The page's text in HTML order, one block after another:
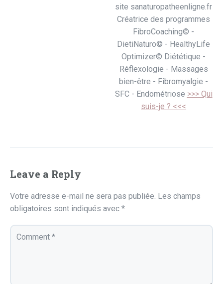
site sanaturopatheenligne.fr
Créatrice des programmes
FibroCoaching© -
DietiNaturo© - HealthyLife
Optimizer© Diététique -
Réflexologie - Massages
bien-être - Fibromyalgie -
SFC - Endométriose >>> Qui
suis-je ? <<<
Leave a Reply
Votre adresse e-mail ne sera pas publiée. Les champs
obligatoires sont indiqués avec *